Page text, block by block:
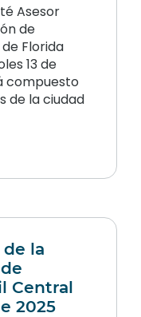
Asesor
de
Florida
13 de
compuesto
de la ciudad
la
Central
2025